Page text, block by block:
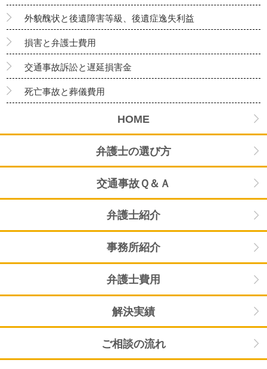
外貌醜状と後遺障害等級、後遺症逸失利益
損害と弁護士費用
交通事故訴訟と遅延損害金
死亡事故と葬儀費用
HOME
弁護士の選び方
交通事故Ｑ＆Ａ
弁護士紹介
事務所紹介
弁護士費用
解決実績
ご相談の流れ